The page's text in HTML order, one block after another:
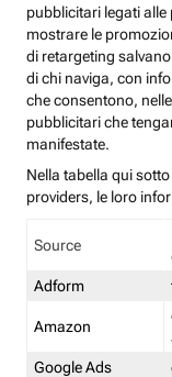
pubblicitari legati alle
mostrare le
di retargeting
di chi naviga, con
che consentono,
pubblicitari che
manifestate.
Nella tabella qui
providers, le loro
Source
Adform
Amazon
Google Ads